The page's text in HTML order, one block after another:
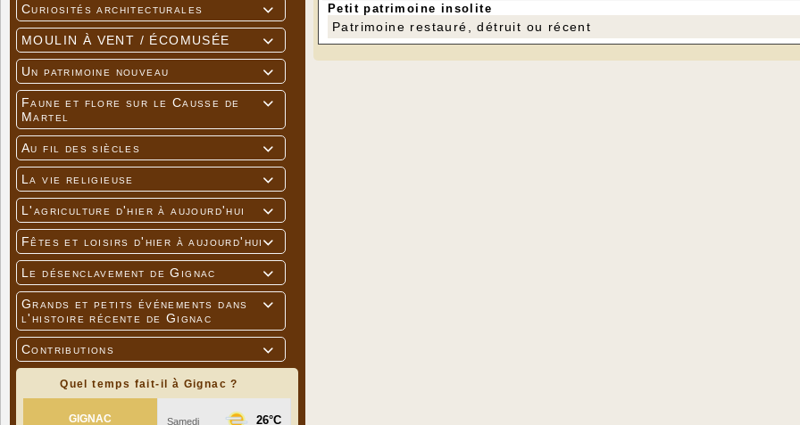

Curiosités architecturales

MOULIN À VENT / ÉCOMUSÉE

Un patrimoine nouveau

Faune et flore sur le Causse de
Martel

Au fil des siècles

La vie religieuse

L'agriculture d'hier à aujourd'hui

Fêtes et loisirs d'hier à aujourd'hui

Le désenclavement de Gignac

Grands et petits événements dans
l'histoire récente de Gignac

Contributions
Quel temps fait-il à Gignac ?
Petit patrimoine insolite
Patrimoine restauré, détruit ou récent